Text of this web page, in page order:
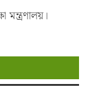
মন্ত্রণালয়।